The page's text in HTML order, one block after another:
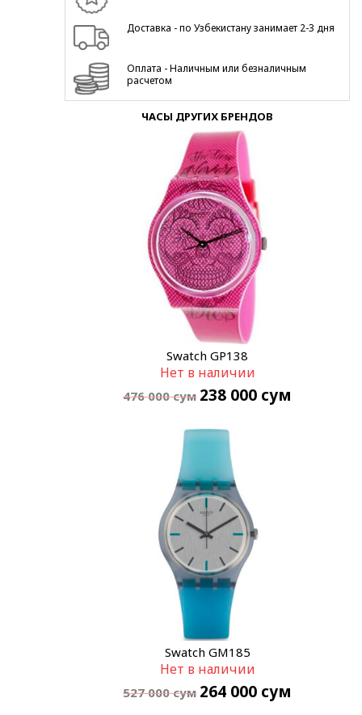
Доставка - по Узбекистану занимает 2-3 дня
Оплата - Наличным или безналичным
расчетом
ЧАСЫ ДРУГИХ БРЕНДОВ
Swatch GP138
Нет в наличии
476 000сум 238 000 сум
Swatch GM185
Нет в наличии
527 000сум 264 000 сум